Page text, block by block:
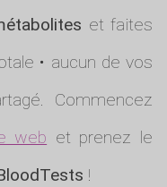
et faites
• aucun de vos
Commencez
web et prenez le
!